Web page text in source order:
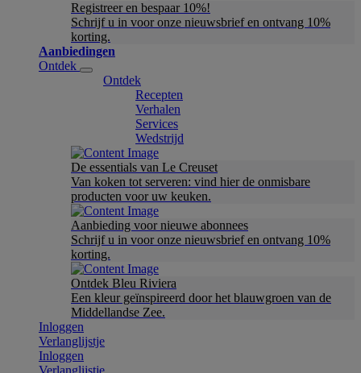
Registreer en bespaar 10%!
Schrijf u in voor onze nieuwsbrief en ontvang 10%
korting.
Aanbiedingen
Ontdek
Ontdek
Recepten
Verhalen
Services
Wedstrijd
De essentials van Le Creuset
Van koken tot serveren: vind hier de onmisbare
producten voor uw keuken.
Aanbieding voor nieuwe abonnees
Schrijf u in voor onze nieuwsbrief en ontvang 10%
korting.
Ontdek Bleu Riviera
Een kleur geïnspireerd door het blauwgroen van de
Middellandse Zee.
Inloggen
Verlanglijstje
Inloggen
Verlanglijstje